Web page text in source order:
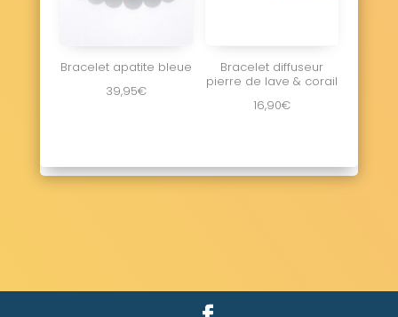
Bracelet apatite bleue
39,95€
Bracelet diffuseur
pierre de lave & corail
16,90€